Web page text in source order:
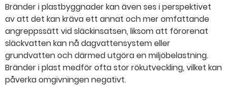
Bränder i plastbyggnader kan även ses i perspektivet
av att det kan kräva ett annat och mer omfattande
angreppssätt vid släckinsatsen, liksom att förorenat
släckvatten kan nå dagvattensystem eller
grundvatten och därmed utgöra en miljöbelastning.
Bränder i plast medför ofta stor rökutveckling, vilket kan
påverka omgivningen negativt.